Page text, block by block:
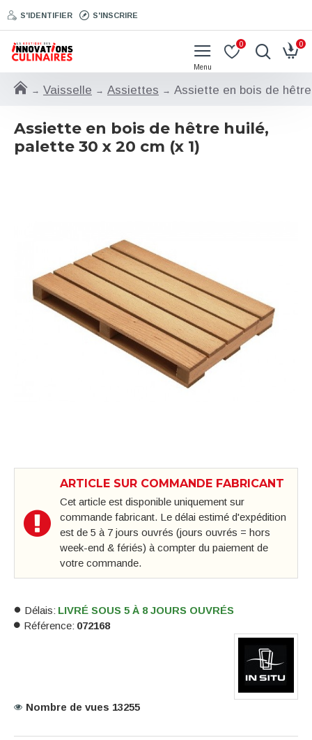
S'IDENTIFIER S'INSCRIRE
0 0
Vaisselle Assiettes Assiette en bois de
Assiette en bois de hêtre huilé,
palette 30 x 20 cm (x 1)
ARTICLE SUR COMMANDE FABRICANT
Cet article est disponible uniquement sur
commande fabricant. Le délai estimé d'expédition
est de 5 à 7 jours ouvrés (jours ouvrés = hors
week-end & fériés) à compter du paiement de
votre commande.
Délais: LIVRÉ SOUS 5 À 8 JOURS OUVRÉS
Référence: 072168
Nombre de vues 13255